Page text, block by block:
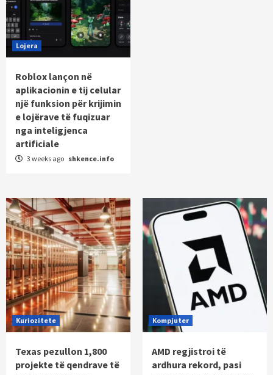
Lojera
Roblox lançon në
aplikacionin e tij celular
një funksion për krijimin
e lojërave të fuqizuar
nga inteligjenca
artificiale
3 weeks ago shkence.info
Kuriozitete
Texas pezullon 1,800
projekte të qendrave të
Kompjuter
AMD regjistroi të
ardhura rekord, pasi